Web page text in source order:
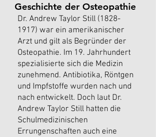
Geschichte der Osteopathie
Dr. Andrew Taylor Still (1828-
1917) war ein amerikanischer
Arzt und gilt als Begründer der
Osteopathie. Im 19. Jahrhundert
spezialisierte sich die Medizin
zunehmend. Antibiotika, Röntgen
und Impfstoffe wurden nach und
nach entwickelt. Doch laut Dr.
Andrew Taylor Still hatten die
Schulmedizinischen
Errungenschaften auch eine